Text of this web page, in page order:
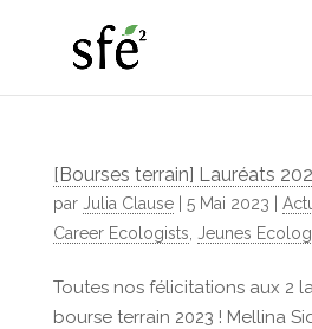
[Bourses terrain] Lauréats
par Julia Clause| 5 Mai 2023
Career Ecologists Jeunes
Toutes nos félicitations aux 2
bourse terrain 2023 ! Mellina